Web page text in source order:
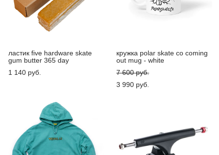
ластик five hardware skate
gum butter 365 day
1 140 pуб.
кружка polar skate co coming
out mug - white
7 600 pуб.
3 990 pуб.